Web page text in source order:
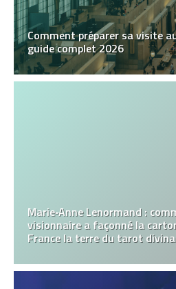
Comment préparer sa visite
guide complet 2026
Marie‑Anne Lenormand :
visionnaire a façonné la
France la terre du tarot